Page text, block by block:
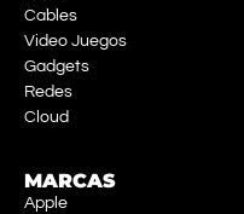
Cables
Video Juegos
Gadgets
Redes
Cloud
MARCAS
Apple